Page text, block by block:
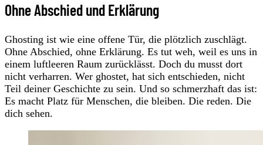
Ohne Abschied und Erklärung
Ghosting ist wie eine offene Tür, die plötzlich zuschlägt.
Ohne Abschied, ohne Erklärung. Es tut weh, weil es uns in
einem luftleeren Raum zurücklässt. Doch du musst dort
nicht verharren. Wer ghostet, hat sich entschieden, nicht
Teil deiner Geschichte zu sein. Und so schmerzhaft das ist:
Es macht Platz für Menschen, die bleiben. Die reden. Die
dich sehen.